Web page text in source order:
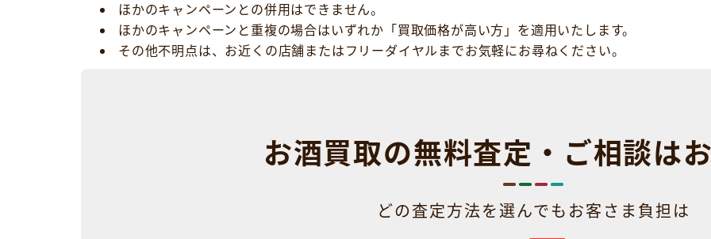
ほかのキャンペーンとの併用はできません。
ほかのキャンペーンと重複の場合はいずれか「買取価格が高い方」を適用いたします。
その他不明点は、お近くの店舗またはフリーダイヤルまでお気軽にお尋ねください。
お酒買取の無料査定・ご相談は
どの査定方法を選んでもお客さま負担は